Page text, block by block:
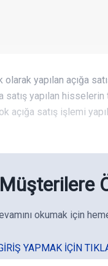
yapılan açığa
satış yapılan
açığa satış işlemi
okumak için
YAPMAK IÇIN